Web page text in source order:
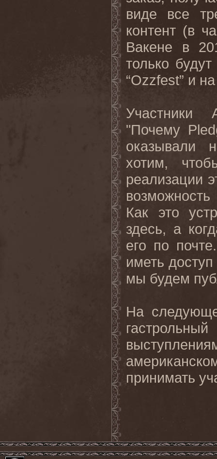
виде все
контент (в
Вакене в
только
“Ozzfest” и
Участники
"Почему
оказывали
хотим,
реализации
возможность
Как это
здесь, а
его по
иметь
мы будем
На
принимать